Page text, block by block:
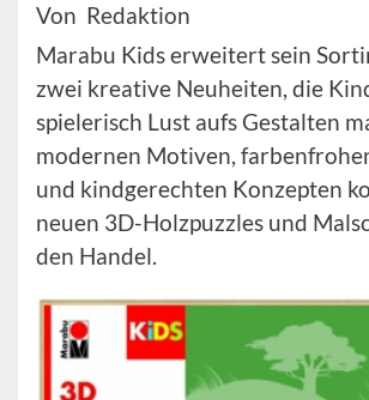
Von Redaktion
Marabu Kids erweitert sein
zwei kreative Neuheiten, die
spielerisch Lust aufs Gestalten
modernen Motiven,
und kindgerechten Konzepten
neuen 3D-Holzpuzzles und
den Handel.